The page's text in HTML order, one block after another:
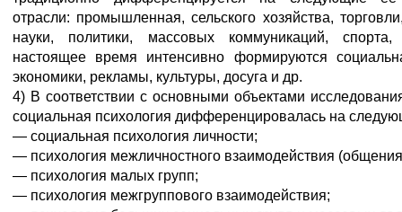
отрасли: промышленная, сельского хозяйства,
науки, политики, массовых коммуникаций,
настоящее время интенсивно формируются
экономики, рекламы, культуры, досуга и др.
4) В соответствии с основными объектами
социальная психология дифференцировалась на
— социальная психология личности;
— психология межличностного взаимодействия
— психология малых групп;
— психология межгруппового взаимодействия;